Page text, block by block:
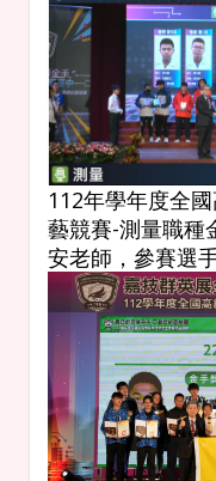
112年學年度全
藝競賽-測量職種
安老師，參賽選